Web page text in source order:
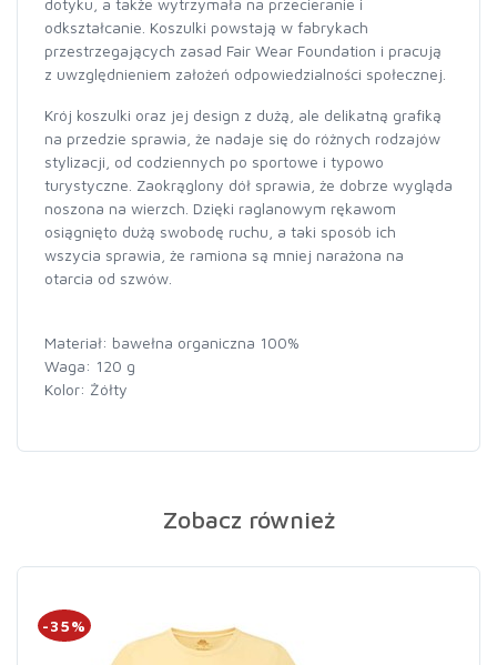
dotyku, a także wytrzymała na przecieranie i
odkształcanie. Koszulki powstają w fabrykach
przestrzegających zasad Fair Wear Foundation i pracują
z uwzględnieniem założeń odpowiedzialności społecznej.
Krój koszulki oraz jej design z dużą, ale delikatną grafiką
na przedzie sprawia, że nadaje się do różnych rodzajów
stylizacji, od codziennych po sportowe i typowo
turystyczne. Zaokrąglony dół sprawia, że dobrze wygląda
noszona na wierzch. Dzięki raglanowym rękawom
osiągnięto dużą swobodę ruchu, a taki sposób ich
wszycia sprawia, że ramiona są mniej narażona na
otarcia od szwów.
Materiał: bawełna organiczna 100%
Waga: 120 g
Kolor: Żółty
Zobacz również
-35%